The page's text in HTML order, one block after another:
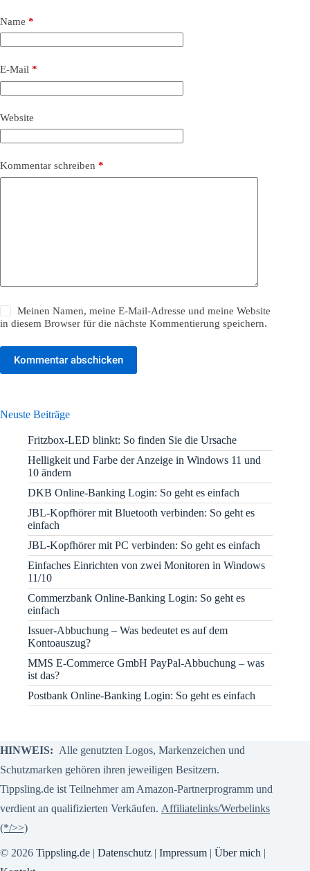
Name *
E-Mail *
Website
Kommentar schreiben *
Meinen Namen, meine E-Mail-Adresse und meine Website
in diesem Browser für die nächste Kommentierung speichern.
Kommentar abschicken
Neuste Beiträge
Fritzbox-LED blinkt: So finden Sie die Ursache
Helligkeit und Farbe der Anzeige in Windows 11 und
10 ändern
DKB Online-Banking Login: So geht es einfach
JBL-Kopfhörer mit Bluetooth verbinden: So geht es
einfach
JBL-Kopfhörer mit PC verbinden: So geht es einfach
Einfaches Einrichten von zwei Monitoren in Windows
11/10
Commerzbank Online-Banking Login: So geht es
einfach
Issuer-Abbuchung – Was bedeutet es auf dem
Kontoauszug?
MMS E-Commerce GmbH PayPal-Abbuchung – was
ist das?
Postbank Online-Banking Login: So geht es einfach
HINWEIS: Alle genutzten Logos, Markenzeichen und
Schutzmarken gehören ihren jeweiligen Besitzern.
Tippsling.de ist Teilnehmer am Amazon-Partnerprogramm und
verdient an qualifizierten Verkäufen. Affiliatelinks/Werbelinks
(*/>>)
© 2026 Tippsling.de | Datenschutz | Impressum | Über mich |